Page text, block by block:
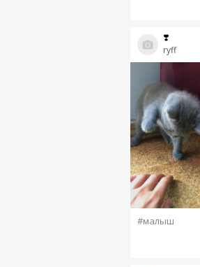
ryff
❣️
#малыш